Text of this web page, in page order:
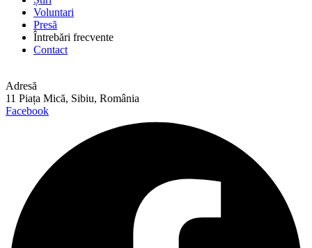
Voluntari
Presă
Întrebări frecvente
Contact
Adresă
11 Piața Mică, Sibiu, România
Facebook